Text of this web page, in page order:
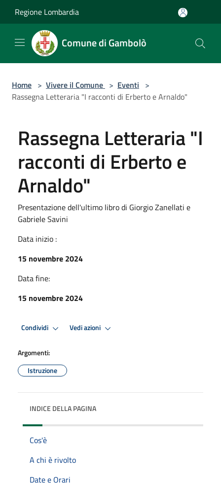
Regione Lombardia
Comune di Gambolò
Home > Vivere il Comune > Eventi >
Rassegna Letteraria "I racconti di Erberto e Arnaldo"
Rassegna Letteraria "I
racconti di Erberto e
Arnaldo"
Presentazione dell'ultimo libro di Giorgio Zanellati e
Gabriele Savini
Data inizio :
15 novembre 2024
Data fine:
15 novembre 2024
Condividi Vedi azioni
Argomenti:
Istruzione
INDICE DELLA PAGINA
Cos'è
A chi è rivolto
Date e Orari